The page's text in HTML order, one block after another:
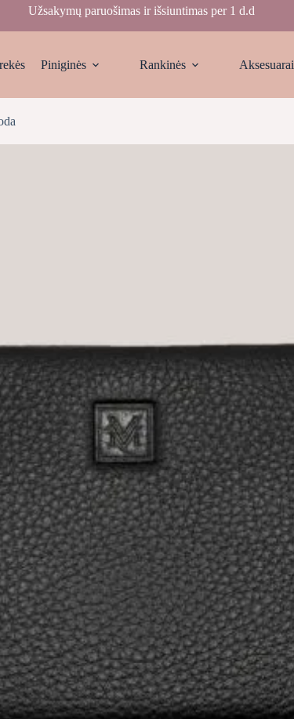
Užsakymų paruošimas ir išsiuntimas per 1 d.d
Piniginės Rankinės Aksesuarai